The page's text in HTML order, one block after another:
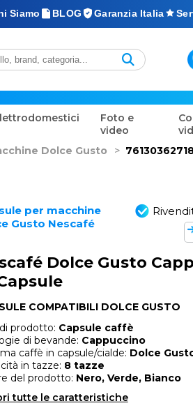
Siamo BLOG Garanzia Italia
Foto e
video
Dolce Gusto >
per macchine
Gusto Nescafé
Dolce Gusto
COMPATIBILI DOLCE GUSTO
prodotto: Capsule caffè
di bevande: Cappuccino
caffè in capsule/cialde: Dolce
in tazze: 8 tazze
del prodotto: Nero, Verde, Bianco
tutte le caratteristiche